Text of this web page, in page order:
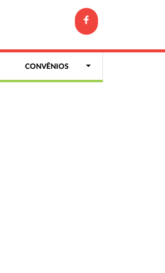
CONVÊNIOS